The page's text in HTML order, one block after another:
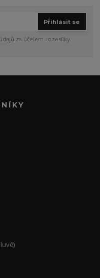
Přihlásit se
za účelem rozesílky